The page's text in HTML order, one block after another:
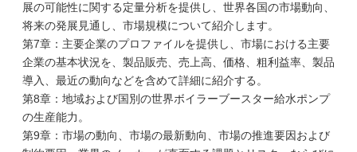
展の可能性に関する定量分析を提供し、世界各国の市場動向、
将来の発展見通し、市場規模について紹介します。
第7章：主要企業のプロファイルを提供し、市場における主要
企業の基本状況を、製品販売、売上高、価格、粗利益率、製品
導入、最近の動向などを含めて詳細に紹介する。
第8章：地域および国別の世界ボイラーブースター給水ポンプ
の生産能力。
第9章：市場の動向、市場の最新動向、市場の推進要因および